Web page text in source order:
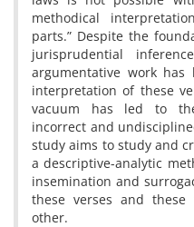
methodical
parts.” Despite the
jurisprudential
argumentative work
interpretation of these
vacuum has led to
incorrect and
study aims to study and
a descriptive-analytic
insemination and
these verses and
other.